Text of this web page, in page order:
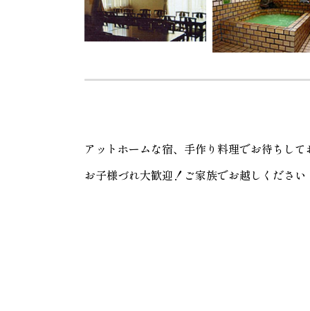
アットホームな宿、手作り料理でお待ちし
お子様づれ大歓迎！ご家族でお越しください